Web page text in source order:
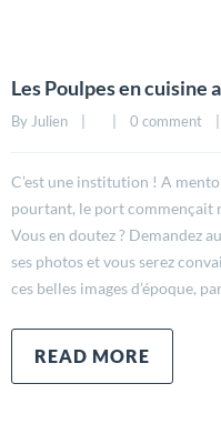
Les Poulpes en cuisine
By Julien 0 comment
C’est une institution ! A
pourtant, le port commençait
Vous en doutez ? Demandez
ses photos et vous serez
ces belles images d’époque,
READ MORE